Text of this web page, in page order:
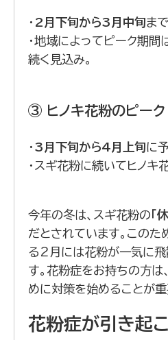
・ 2月下旬から3月中旬ま
・地域によってピーク期
続く見込み。
③ ヒノキ花粉のピーク
・ 3月下旬から4月上旬に
・スギ花粉に続いてヒノキ
今年の冬は、スギ花粉の 「
だとされています。このた
る2月には花粉が一気に
す。花粉症をお持ちの方は
めに対策を始めることが重
花粉症が引き起